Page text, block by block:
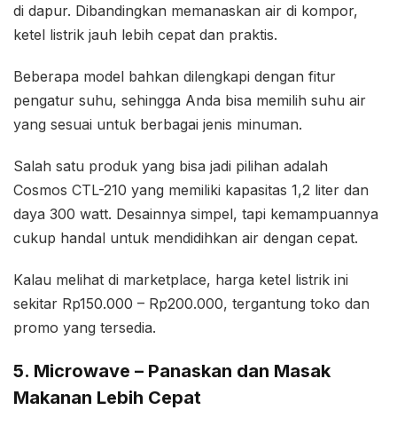
di dapur. Dibandingkan memanaskan air di kompor,
ketel listrik jauh lebih cepat dan praktis.
Beberapa model bahkan dilengkapi dengan fitur
pengatur suhu, sehingga Anda bisa memilih suhu air
yang sesuai untuk berbagai jenis minuman.
Salah satu produk yang bisa jadi pilihan adalah
Cosmos CTL-210 yang memiliki kapasitas 1,2 liter dan
daya 300 watt. Desainnya simpel, tapi kemampuannya
cukup handal untuk mendidihkan air dengan cepat.
Kalau melihat di marketplace, harga ketel listrik ini
sekitar Rp150.000 – Rp200.000, tergantung toko dan
promo yang tersedia.
5. Microwave – Panaskan dan Masak
Makanan Lebih Cepat